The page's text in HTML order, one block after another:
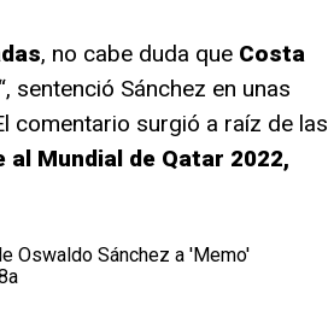
, no cabe duda que Costa
sentenció Sánchez en unas
comentario surgió a raíz de las
al Mundial de Qatar 2022,
Oswaldo Sánchez a 'Memo'